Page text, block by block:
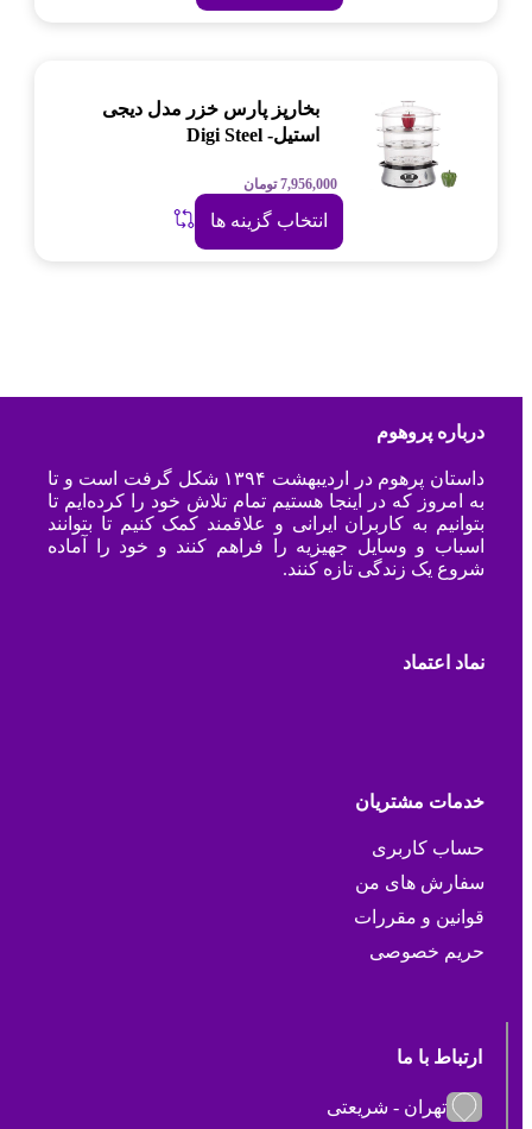
بخارپز پارس خزر مدل دیجی
استیل- Digi Steel
7,956,000 تومان
انتخاب گزینه ها
درباره پروهوم
داستان پرهوم در اردیبهشت ۱۳۹۴ شکل گرفت است و تا
به امروز که در اینجا هستیم تمام تلاش خود را کرده‌ایم تا
بتوانیم به کاربران ایرانی و علاقمند کمک کنیم تا بتوانند
اسباب و وسایل جهیزیه را فراهم کنند و خود را آماده
شروع یک زندگی تازه کنند.
نماد اعتماد
خدمات مشتریان
حساب کاربری
سفارش های من
قوانین و مقررات
حریم خصوصی
ارتباط با ما
تهران - شریعتی